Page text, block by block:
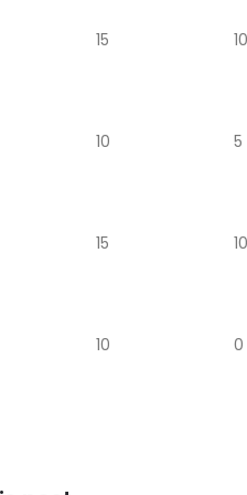
15 10
10 5
15 10
10 0
– rezultati ispita